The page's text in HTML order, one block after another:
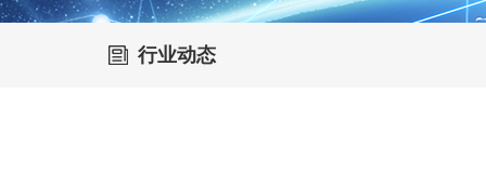
行业动态